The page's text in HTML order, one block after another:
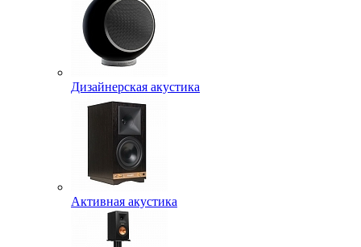
Дизайнерская акустика
Активная акустика